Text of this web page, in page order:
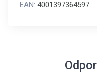
EAN: 4001397364597